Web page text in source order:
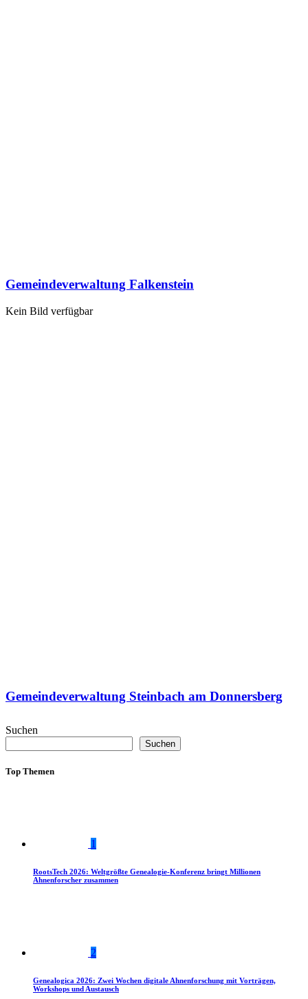
Gemeindeverwaltung Falkenstein
Kein Bild verfügbar
Gemeindeverwaltung Steinbach am Donnersberg
Suchen
Suchen
Top Themen
1
RootsTech 2026: Weltgrößte Genealogie-Konferenz bringt Millionen
Ahnenforscher zusammen
2
Genealogica 2026: Zwei Wochen digitale Ahnenforschung mit Vorträgen,
Workshops und Austausch